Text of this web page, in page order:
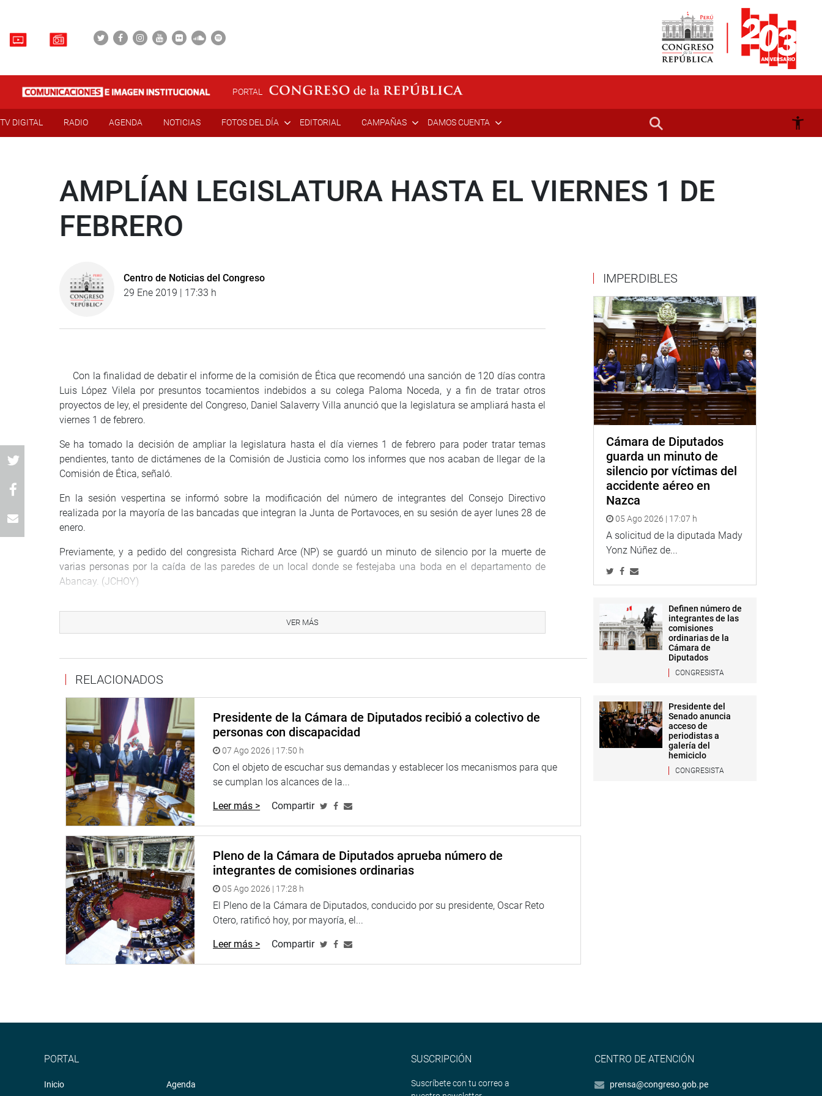
PORTAL
TV DIGITAL RADIO AGENDA NOTICIAS FOTOS DEL DÍA EDITORIAL CAMPAÑAS DAMOS CUENTA
AMPLÍAN LEGISLATURA HASTA EL VIERNES 1 DE
FEBRERO
Centro de Noticias del Congreso
29 Ene 2019 | 17:33 h
Con la finalidad de debatir el informe de la comisión de Ética que recomendó una sanción de 120 días contra
Luis López Vilela por presuntos tocamientos indebidos a su colega Paloma Noceda, y a fin de tratar otros
proyectos de ley, el presidente del Congreso, Daniel Salaverry Villa anunció que la legislatura se ampliará hasta el
viernes 1 de febrero.
Se ha tomado la decisión de ampliar la legislatura hasta el día viernes 1 de febrero para poder tratar temas
pendientes, tanto de dictámenes de la Comisión de Justicia como los informes que nos acaban de llegar de la
Comisión de Ética, señaló.
En la sesión vespertina se informó sobre la modificación del número de integrantes del Consejo Directivo
realizada por la mayoría de las bancadas que integran la Junta de Portavoces, en su sesión de ayer lunes 28 de
enero.
Previamente, y a pedido del congresista Richard Arce (NP) se guardó un minuto de silencio por la muerte de
varias personas por la caída de las paredes de un local donde se festejaba una boda en el departamento de
Abancay. (JCHOY)
29.01.19
VER MÁS
RELACIONADOS
Presidente de la Cámara de Diputados recibió a colectivo de
personas con discapacidad
07 Ago 2026 | 17:50 h
Con el objeto de escuchar sus demandas y establecer los mecanismos para que
se cumplan los alcances de la...
Leer más > Compartir
Pleno de la Cámara de Diputados aprueba número de
integrantes de comisiones ordinarias
05 Ago 2026 | 17:28 h
El Pleno de la Cámara de Diputados, conducido por su presidente, Oscar Reto
Otero, ratificó hoy, por mayoría, el...
Leer más > Compartir
IMPERDIBLES
Cámara de Diputados
guarda un minuto de
silencio por víctimas del
accidente aéreo en
Nazca
05 Ago 2026 | 17:07 h
A solicitud de la diputada Mady
Yonz Núñez de...
Definen número de
integrantes de las
comisiones
ordinarias de la
Cámara de
Diputados
CONGRESISTA
Presidente del
Senado anuncia
acceso de
periodistas a
galería del
hemiciclo
CONGRESISTA
PORTAL
Inicio Agenda
SUSCRIPCIÓN
Suscríbete con tu correo a
CENTRO DE ATENCIÓN
prensa@congreso.gob.pe